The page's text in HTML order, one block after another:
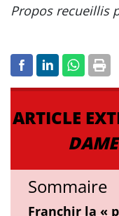
Propos recueillis
ARTICLE
DAME
Sommaire
Franchir la «